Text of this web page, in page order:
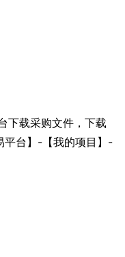
下载采购文件，下载
平台】-【我的项目】-